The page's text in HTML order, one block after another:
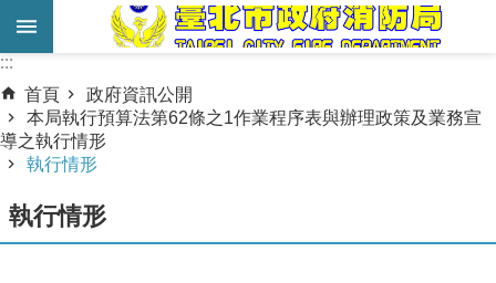
跳到主要內容區塊
進
階
搜
尋
業
:::
:::
首頁
政府資訊公開
本局執行預算法第62條之1作業程序表與辦理政策及業務宣
導之執行情形
執行情形
執行情形